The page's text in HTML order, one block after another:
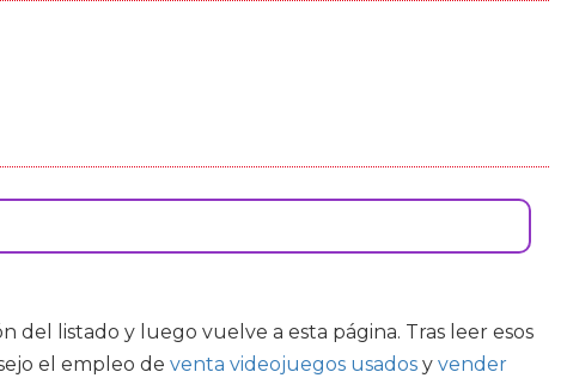
del listado y luego vuelve a esta página. Tras leer esos
el empleo de venta videojuegos usados y vender